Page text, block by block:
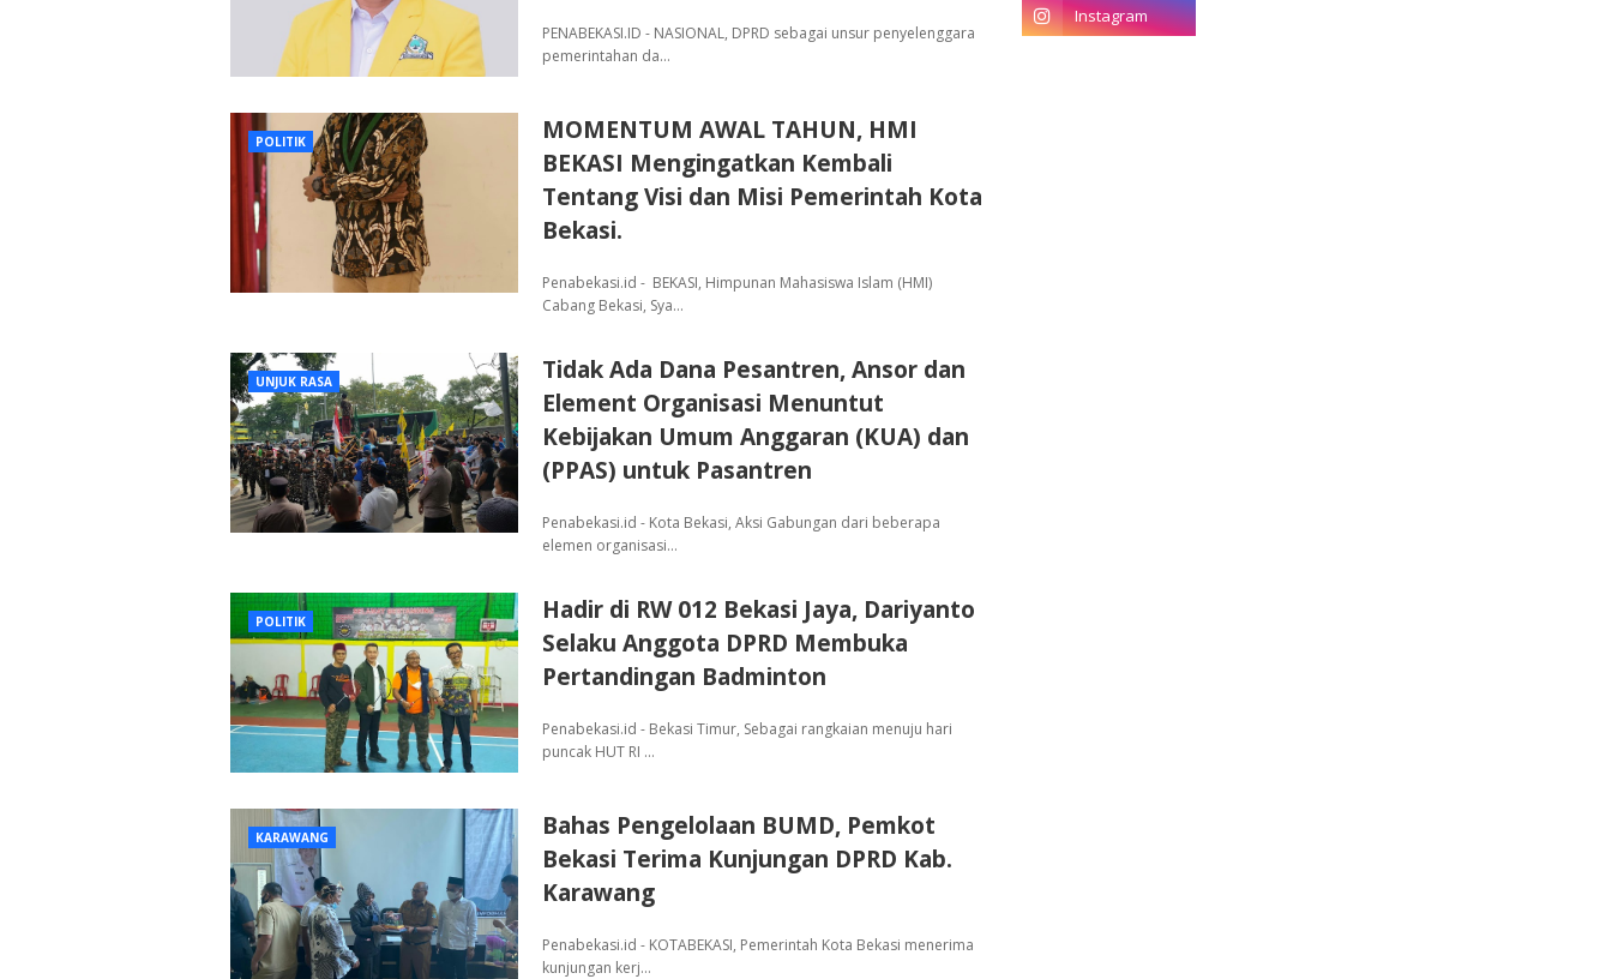
PENABEKASI.ID - NASIONAL, DPRD sebagai unsur penyelenggara
pemerintahan da…
POLITIK
MOMENTUM AWAL TAHUN, HMI
BEKASI Mengingatkan Kembali
Tentang Visi dan Misi Pemerintah Kota
Bekasi.
Penabekasi.id - BEKASI, Himpunan Mahasiswa Islam (HMI)
Cabang Bekasi, Sya…
UNJUK RASA
Tidak Ada Dana Pesantren, Ansor dan
Element Organisasi Menuntut
Kebijakan Umum Anggaran (KUA) dan
(PPAS) untuk Pasantren
Penabekasi.id - Kota Bekasi, Aksi Gabungan dari beberapa
elemen organisasi…
POLITIK
Hadir di RW 012 Bekasi Jaya, Dariyanto
Selaku Anggota DPRD Membuka
Pertandingan Badminton
Penabekasi.id - Bekasi Timur, Sebagai rangkaian menuju hari
puncak HUT RI …
KARAWANG
Bahas Pengelolaan BUMD, Pemkot
Bekasi Terima Kunjungan DPRD Kab.
Karawang
Penabekasi.id - KOTABEKASI, Pemerintah Kota Bekasi menerima
kunjungan kerj…